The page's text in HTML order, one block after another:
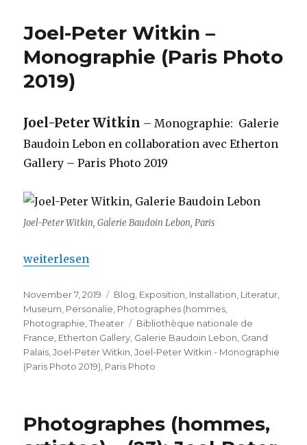
Joel-Peter Witkin –
Monographie (Paris Photo
2019)
Joel-Peter Witkin – Monographie: Galerie
Baudoin Lebon en collaboration avec Etherton
Gallery – Paris Photo 2019
Joel-Peter Witkin, Galerie Baudoin Lebon, Paris
„Joel-Peter Witkin – Monographie (Paris Photo
weiterlesen
Veröffentlicht
am
November 7, 2019 Kategorien
Blog Exposition Installation Literatur
Museum Personalie Photographes (hommes
Photographie ,Theater Schlagwörter
Bibliothèque nationale de
France Etherton Gallery Galerie Baudoin Lebon Grand
Palais ,Joel-Peter Witkin ,Joel-Peter Witkin - Monographie
(Paris Photo 2019) Paris Photo
Photographes (hommes,